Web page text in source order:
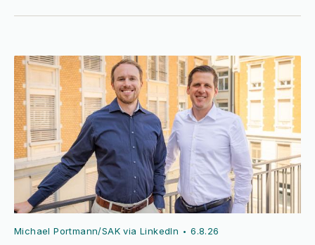
Michael Portmann/SAK via LinkedIn •6.8.26